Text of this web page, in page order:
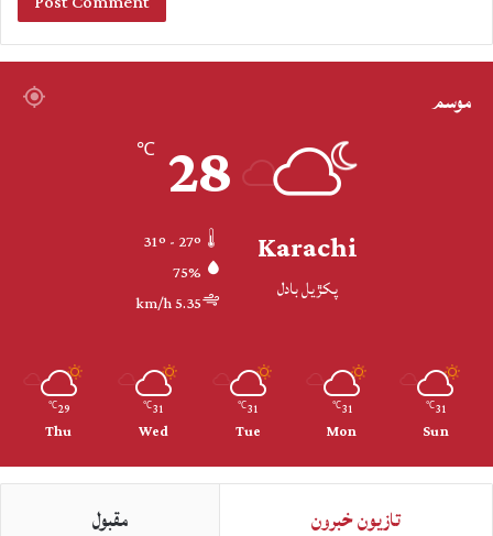
موسم
Karachi
پکڙيل بادل
28
℃
75%
5.35 km/h
31
℃
Sun
31
℃
Mon
31
℃
Tue
31
℃
Wed
29
℃
Thu
تازيون خبرون مقبول